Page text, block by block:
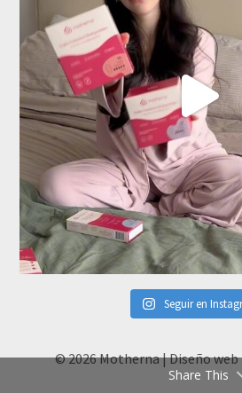
Seguir en
© 2026 Motherna | Diseño web
Share This